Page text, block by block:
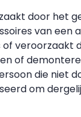
door het
van een
of veroorzaakt
of
die niet
om